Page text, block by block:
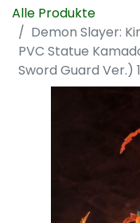
Alle Produkte
Demon Slayer:
PVC Statue
Sword Guard Ver.)